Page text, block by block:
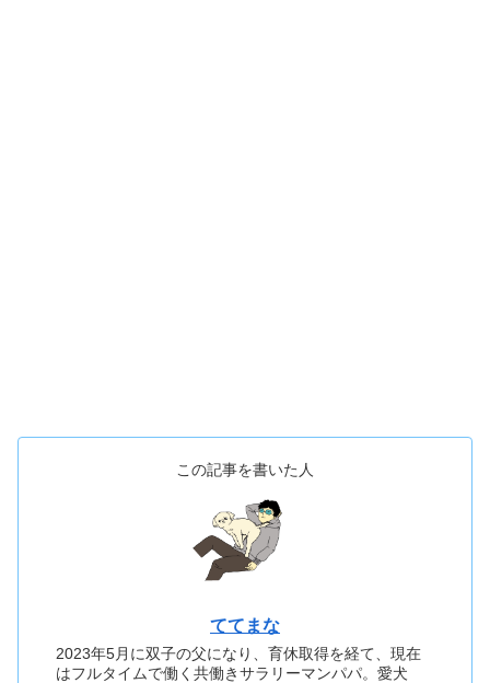
この記事を書いた人
ててまな
2023年5月に双子の父になり、育休取得を経て、現在
はフルタイムで働く共働きサラリーマンパパ。愛犬